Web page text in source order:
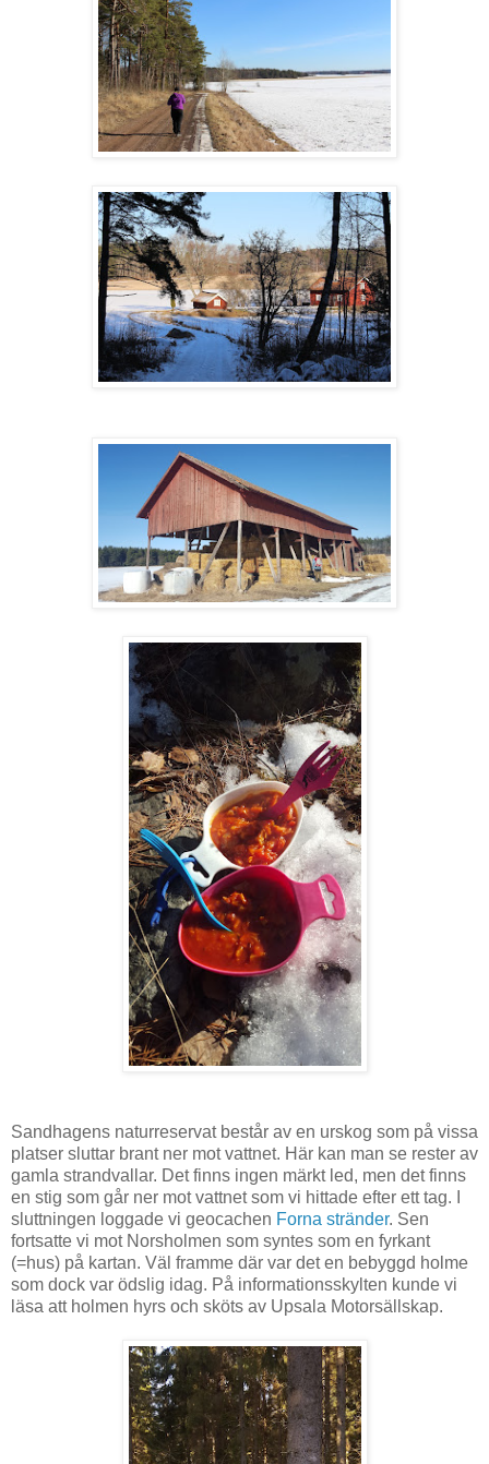
Sandhagens naturreservat består av en urskog som på vissa
platser sluttar brant ner mot vattnet. Här kan man se rester av
gamla strandvallar. Det finns ingen märkt led, men det finns
en stig som går ner mot vattnet som vi hittade efter ett tag. I
sluttningen loggade vi geocachen Forna stränder. Sen
fortsatte vi mot Norsholmen som syntes som en fyrkant
(=hus) på kartan. Väl framme där var det en bebyggd holme
som dock var ödslig idag. På informationsskylten kunde vi
läsa att holmen hyrs och sköts av Upsala Motorsällskap.